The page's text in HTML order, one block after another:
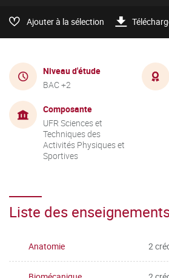
Ajouter à la sélection
Niveau d'étude
BAC +2
Composante
UFR Sciences et
Techniques des
Activités Physiques et
Sportives
Liste des
Anatomie 2